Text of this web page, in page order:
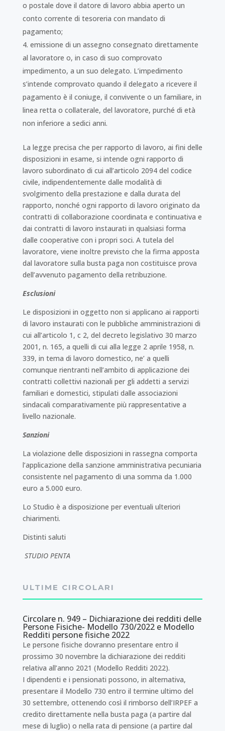
o postale dove il datore di lavoro abbia aperto un
conto corrente di tesoreria con mandato di
pagamento;
emissione di un assegno consegnato direttamente
al lavoratore o, in caso di suo comprovato
impedimento, a un suo delegato. L’impedimento
s’intende comprovato quando il delegato a ricevere il
pagamento è il coniuge, il convivente o un familiare, in
linea retta o collaterale, del lavoratore, purché di età
non inferiore a sedici anni.
La legge precisa che per rapporto di lavoro, ai fini delle
disposizioni in esame, si intende ogni rapporto di
lavoro subordinato di cui all’articolo 2094 del codice
civile, indipendentemente dalle modalità di
svolgimento della prestazione e dalla durata del
rapporto, nonché ogni rapporto di lavoro originato da
contratti di collaborazione coordinata e continuativa e
dai contratti di lavoro instaurati in qualsiasi forma
dalle cooperative con i propri soci. A tutela del
lavoratore, viene inoltre previsto che la firma apposta
dal lavoratore sulla busta paga non costituisce prova
dell’avvenuto pagamento della retribuzione.
Esclusioni
Le disposizioni in oggetto non si applicano ai rapporti
di lavoro instaurati con le pubbliche amministrazioni di
cui all’articolo 1, c 2, del decreto legislativo 30 marzo
2001, n. 165, a quelli di cui alla legge 2 aprile 1958, n.
339, in tema di lavoro domestico, ne’ a quelli
comunque rientranti nell’ambito di applicazione dei
contratti collettivi nazionali per gli addetti a servizi
familiari e domestici, stipulati dalle associazioni
sindacali comparativamente più rappresentative a
livello nazionale.
Sanzioni
La violazione delle disposizioni in rassegna comporta
l’applicazione della sanzione amministrativa pecuniaria
consistente nel pagamento di una somma da 1.000
euro a 5.000 euro.
Lo Studio è a disposizione per eventuali ulteriori
chiarimenti.
Distinti saluti
STUDIO PENTA
ULTIME CIRCOLARI
Circolare n. 949 – Dichiarazione dei redditi delle
Persone Fisiche- Modello 730/2022 e Modello
Redditi persone fisiche 2022
Le persone fisiche dovranno presentare entro il
prossimo 30 novembre la dichiarazione dei redditi
relativa all’anno 2021 (Modello Redditi 2022).
I dipendenti e i pensionati possono, in alternativa,
presentare il Modello 730 entro il termine ultimo del
30 settembre, ottenendo così il rimborso dell’IRPEF a
credito direttamente nella busta paga (a partire dal
mese di luglio) o nella rata di pensione (a partire dal